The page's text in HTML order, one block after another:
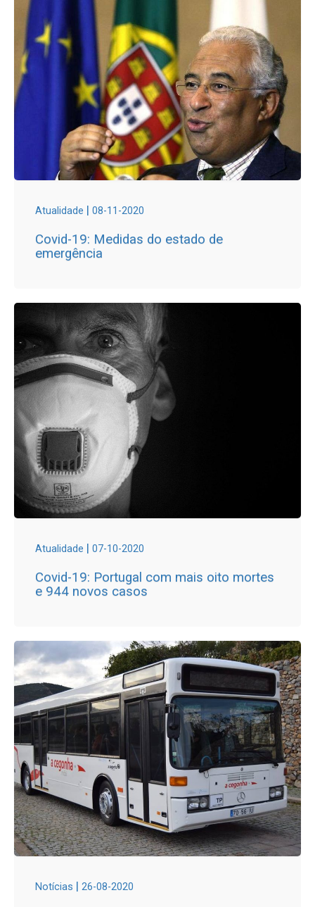
Atualidade | 08-11-2020
Covid-19: Medidas do estado de
emergência
Atualidade | 07-10-2020
Covid-19: Portugal com mais oito mortes
e 944 novos casos
Notícias | 26-08-2020